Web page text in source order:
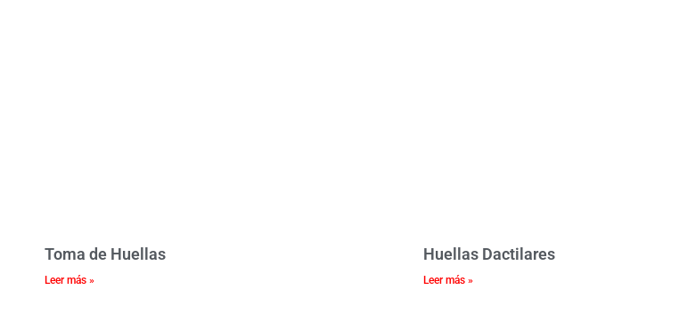
Toma de Huellas
Leer más »
Huellas Dactilares
Leer más »